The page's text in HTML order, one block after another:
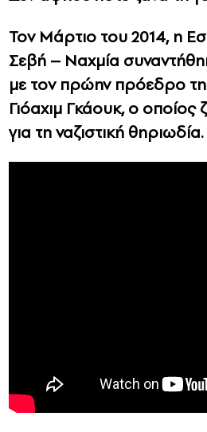
Τον Μάρτιο του 2014, η
Σεβή – Ναχμία
με τον πρώην πρόεδρο
Γιόαχιμ Γκάουκ, ο
για τη ναζιστική θηριωδία.